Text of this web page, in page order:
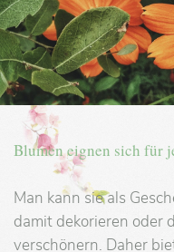
Blumen eignen sich für
Man kann sie als
damit dekorieren oder
verschönern. Daher